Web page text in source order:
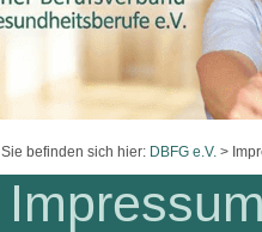
Sie befinden sich hier: DBFG e.V. >